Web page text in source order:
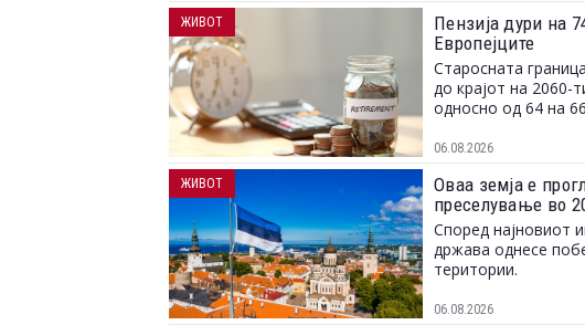
Пензија дури на
Европејците
Старосната
до крајот на 2060-
односно од 64 на
06.08.2026
ЖИВОТ
Оваа земја е
преселување во
Според најновиот
држава однесе
територии.
06.08.2026
ЖИВОТ